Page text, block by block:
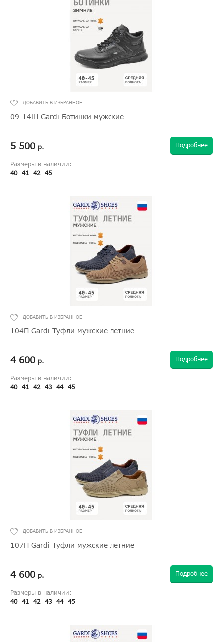
09-14Ш Gardi Ботинки мужские
5 500 р. Подробнее
Размеры в наличии:
40 41 42 45
104П Gardi Туфли мужские летние
4 600 р. Подробнее
Размеры в наличии:
40 41 42 43 44 45
107П Gardi Туфли мужские летние
4 600 р. Подробнее
Размеры в наличии:
40 41 42 43 44 45